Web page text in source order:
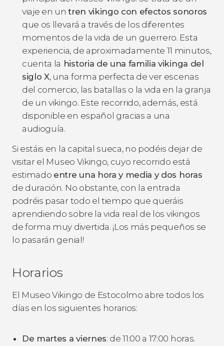
viaje en untren vikingo con efectos sonoros
que os llevará a través de los diferentes
momentos de la vida de un guerrero. Esta
experiencia, de aproximadamente 11 minutos,
cuenta la historia de una familia vikinga del
siglo X, una forma perfecta de ver escenas
del comercio, las batallas o la vida en la granja
de un vikingo. Este recorrido, además, está
disponible en español gracias a una
audioguía.
Si estáis en la capital sueca, no podéis dejar de
visitar el Museo Vikingo, cuyo recorrido está
estimado entre una hora y media y dos horas
de duración. No obstante, con la entrada
podréis pasar todo el tiempo que queráis
aprendiendo sobre la vida real de los vikingos
de forma muy divertida. ¡Los más pequeños se
lo pasarán genial!
Horarios
El Museo Vikingo de Estocolmo abre todos los
días en los siguientes horarios:
De martes a viernes: de 11:00 a 17:00 horas.